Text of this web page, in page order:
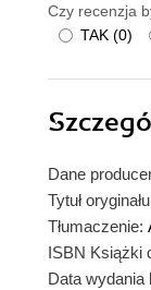
Czy recenzja
TAK (0)
Dane
Tytuł
Tłumaczenie:
ISBN Książki
Data wydania